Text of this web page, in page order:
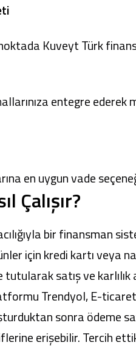
Kuveyt Türk
entegre
en uygun vade
Çalışır?
bir finansman
için kredi kartı veya
satış ve karlılık
Trendyol, E-
sonra ödeme
erişebilir. Tercih